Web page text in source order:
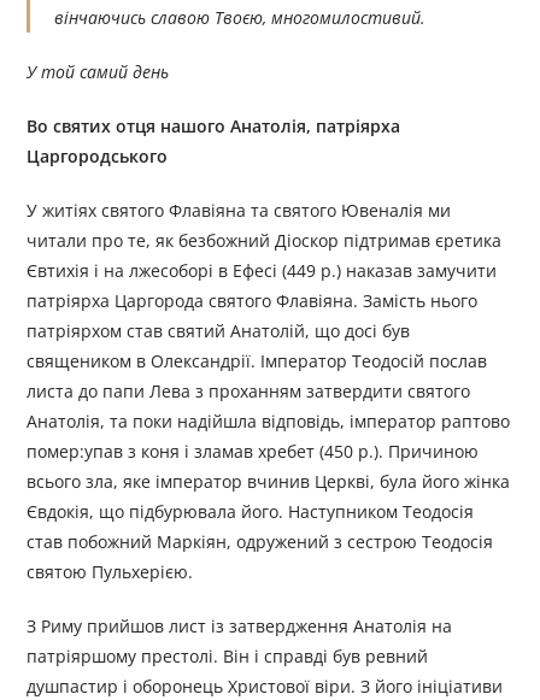
вінчаючись славою Твоєю, многомилостивий.
У той самий день
Во святих отця нашого Анатолія, патріярха
Царгородського
У житіях святого Флавіяна та святого Ювеналія ми
читали про те, як безбожний Діоскор підтримав єретика
Євтихія і на лжесоборі в Ефесі (449 р.) наказав замучити
патріярха Царгорода святого Флавіяна. Замість нього
патріярхом став святий Анатолій, що досі був
священиком в Олександрії. Імператор Теодосій послав
листа до папи Лева з проханням затвердити святого
Анатолія, та поки надійшла відповідь, імператор раптово
помер:упав з коня і зламав хребет (450 р.). Причиною
всього зла, яке імператор вчинив Церкві, була його жінка
Євдокія, що підбурювала його. Наступником Теодосія
став побожний Маркіян, одружений з сестрою Теодосія
святою Пульхерією.
З Риму прийшов лист із затвердження Анатолія на
патріяршому престолі. Він і справді був ревний
душпастир і оборонець Христової віри. З його ініціативи